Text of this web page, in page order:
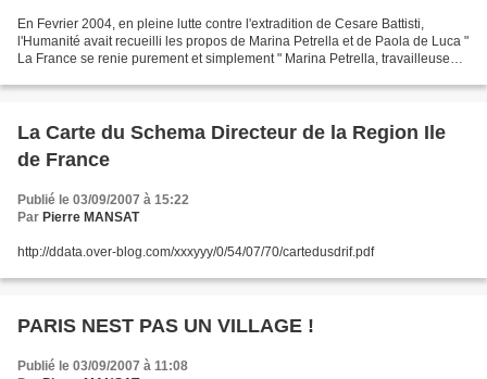
En Fevrier 2004, en pleine lutte contre l'extradition de Cesare Battisti,
l'Humanité avait recueilli les propos de Marina Petrella et de Paola de Luca "
La France se renie purement et simplement " Marina Petrella, travailleuse
La Carte du Schema Directeur de la Region Ile
de France
Publié le 03/09/2007 à 15:22
Par Pierre MANSAT
http://ddata.over-blog.com/xxxyyy/0/54/07/70/cartedusdrif.pdf
PARIS NEST PAS UN VILLAGE !
Publié le 03/09/2007 à 11:08